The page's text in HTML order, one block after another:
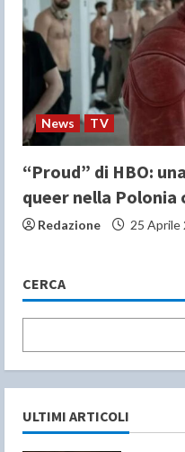
News TV
“Proud” di HBO:
queer nella Polonia
Redazione 25 Aprile
CERCA
ULTIMI ARTICOLI